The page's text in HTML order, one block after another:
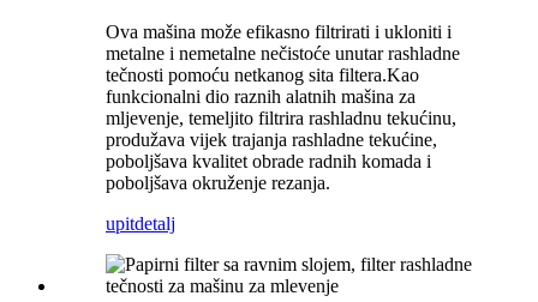
Ova mašina može efikasno filtrirati i ukloniti i
metalne i nemetalne nečistoće unutar rashladne
tečnosti pomoću netkanog sita filtera.Kao
funkcionalni dio raznih alatnih mašina za
mljevenje, temeljito filtrira rashladnu tekućinu,
produžava vijek trajanja rashladne tekućine,
poboljšava kvalitet obrade radnih komada i
poboljšava okruženje rezanja.
upitdetalj